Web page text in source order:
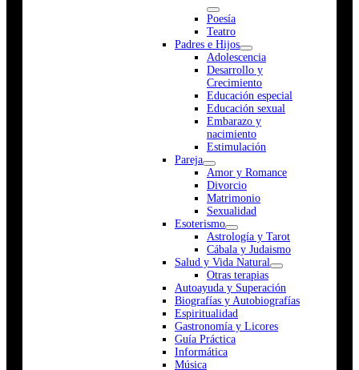
Poesía
Teatro
Padres e Hijos
Adolescencia
Desarrollo y
Crecimiento
Educación especial
Educación sexual
Embarazo y
nacimiento
Estimulación
Pareja
Amor y Romance
Divorcio
Matrimonio
Sexualidad
Esoterismo
Astrología y Tarot
Cábala y Judaismo
Salud y Vida Natural
Otras terapias
Autoayuda y Superación
Biografías y Autobiografías
Espiritualidad
Gastronomía y Licores
Guía Práctica
Informática
Música